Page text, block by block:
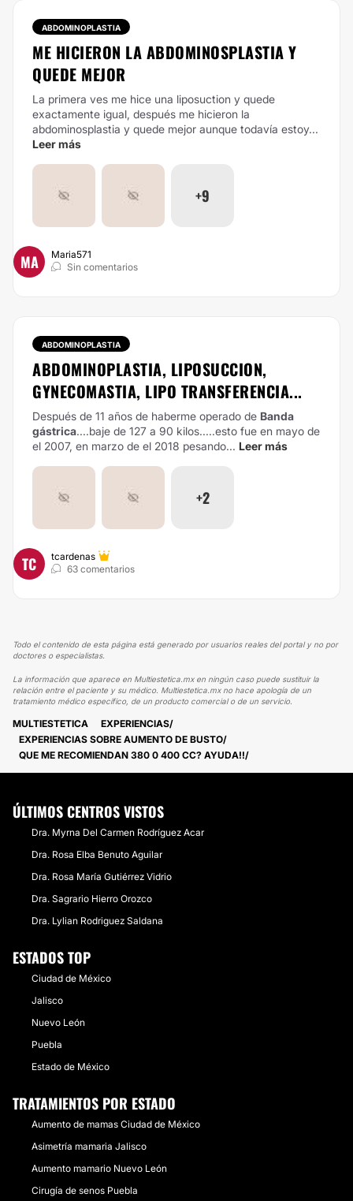
ABDOMINOPLASTIA
ME HICIERON LA ABDOMINOSPLASTIA Y
QUEDE MEJOR
La primera ves me hice una liposuction y quede
exactamente igual, después me hicieron la
abdominosplastia y quede mejor aunque todavía estoy...
Leer más
+9
MA
Maria571
Sin comentarios
ABDOMINOPLASTIA
ABDOMINOPLASTIA, LIPOSUCCION,
GYNECOMASTIA, LIPO TRANSFERENCIA...
Después de 11 años de haberme operado de Banda
gástrica....baje de 127 a 90 kilos.....esto fue en mayo de
el 2007, en marzo de el 2018 pesando... Leer más
+2
TC
tcardenas
63 comentarios
Todo el contenido de esta página está generado por usuarios reales del portal y no por
doctores o especialistas.
La información que aparece en Multiestetica.mx en ningún caso puede sustituir la
relación entre el paciente y su médico. Multiestetica.mx no hace apología de un
tratamiento médico específico, de un producto comercial o de un servicio.
MULTIESTETICA
EXPERIENCIAS
EXPERIENCIAS SOBRE AUMENTO DE BUSTO
QUE ME RECOMIENDAN 380 0 400 CC? AYUDA!!
ÚLTIMOS CENTROS VISTOS
Dra. Myrna Del Carmen Rodríguez Acar
Dra. Rosa Elba Benuto Aguilar
Dra. Rosa María Gutiérrez Vidrio
Dra. Sagrario Hierro Orozco
Dra. Lylian Rodriguez Saldana
ESTADOS TOP
Ciudad de México
Jalisco
Nuevo León
Puebla
Estado de México
TRATAMIENTOS POR ESTADO
Aumento de mamas Ciudad de México
Asimetría mamaria Jalisco
Aumento mamario Nuevo León
Cirugía de senos Puebla